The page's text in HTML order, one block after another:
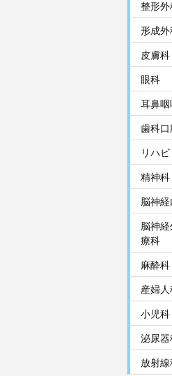
整形
形成外
皮膚科
眼科
耳鼻
歯科
リハ
精神科
脳神
脳神
療科
麻酔科
産婦人
小児科
泌尿器
放射線